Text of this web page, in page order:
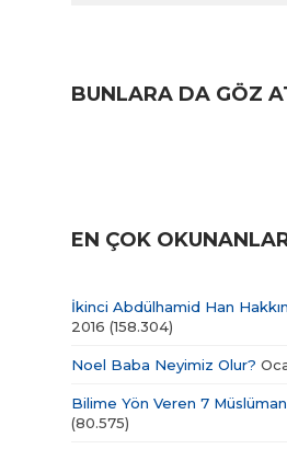
BUNLARA DA GÖZ
EN ÇOK
İkinci Abdülhamid Han
2016 (158.304)
Noel Baba Neyimiz Olur?
Bilime Yön Veren 7
(80.575)